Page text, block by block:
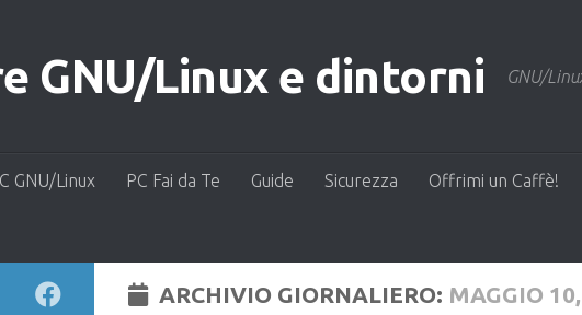
GNU/Linux e dintorni GNU/
GNU/Linux PC Fai da Te Guide Sicurezza Offrimi un Caffè!
ARCHIVIO GIORNALIERO: MAGGIO